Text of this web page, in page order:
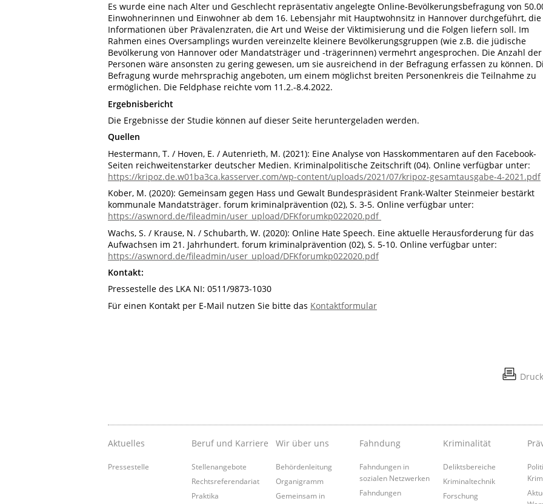
Es wurde eine nach Alter und Geschlecht repräsentativ angelegte Online-Bevölkerungsbefragung von
Einwohnerinnen und Einwohner ab dem 16. Lebensjahr mit Hauptwohnsitz in Hannover durchgeführt, die
Informationen über Prävalenzraten, die Art und Weise der Viktimisierung und die Folgen liefern soll. Im
Rahmen eines Oversamplings wurden vereinzelte kleinere Bevölkerungsgruppen (wie z.B. die jüdische
Bevölkerung von Hannover oder Mandatsträger und -trägerinnen) vermehrt angesprochen. Die Anzahl der
Personen wäre ansonsten zu gering gewesen, um sie ausreichend in der Befragung erfassen zu können.
Befragung wurde mehrsprachig angeboten, um einem möglichst breiten Personenkreis die Teilnahme zu
ermöglichen. Die Feldphase reichte vom 11.2.-8.4.2022.
Ergebnisbericht
Die Ergebnisse der Studie können auf dieser Seite heruntergeladen werden.
Quellen
Hestermann, T. / Hoven, E. / Autenrieth, M. (2021): Eine Analyse von Hasskommentaren auf den Facebook-
Seiten reichweitenstarker deutscher Medien. Kriminalpolitische Zeitschrift (04). Online verfügbar unter:
https://kripoz.de.w01ba3ca.kasserver.com/wp-content/uploads/2021/07/kripoz-gesamtausgabe-4-2021.pdf
Kober, M. (2020): Gemeinsam gegen Hass und Gewalt Bundespräsident Frank-Walter Steinmeier bestärkt
kommunale Mandatsträger. forum kriminalprävention (02), S. 3-5. Online verfügbar unter:
https://aswnord.de/fileadmin/user_upload/DFKforumkp022020.pdf
Wachs, S. / Krause, N. / Schubarth, W. (2020): Online Hate Speech. Eine aktuelle Herausforderung für das
Aufwachsen im 21. Jahrhundert. forum kriminalprävention (02), S. 5-10. Online verfügbar unter:
https://aswnord.de/fileadmin/user_upload/DFKforumkp022020.pdf
Kontakt:
Pressestelle des LKA NI: 0511/9873-1030
Für einen Kontakt per E-Mail nutzen Sie bitte das Kontaktformular
Aktuelles
Pressestelle
Beruf und Karriere
Stellenangebote
Rechtsreferendariat
Praktika
Wir über uns
Behördenleitung
Organigramm
Gemeinsam in
Fahndung
Fahndungen in
sozialen Netzwerken
Fahndungen
Kriminalität
Deliktsbereiche
Kriminaltechnik
Forschung